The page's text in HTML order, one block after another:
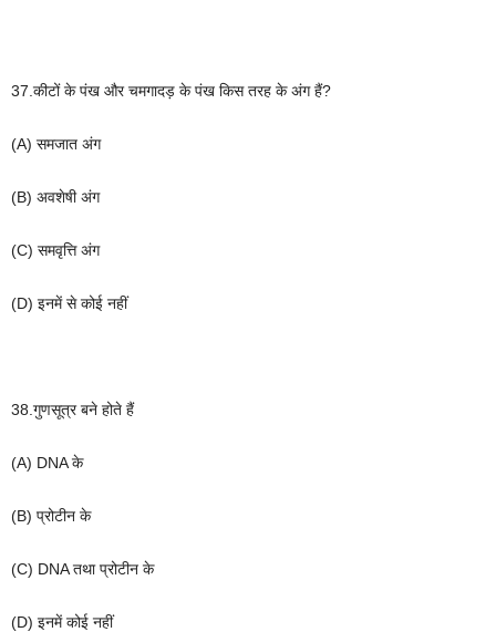
37. कीटों के पंख और चमगादड़ के पंख किस तरह के अंग हैं?
(A) समजात अंग
(B) अवशेषी अंग
(C) समवृत्ति अंग
(D) इनमें से कोई नहीं
38. गुणसूत्र बने होते हैं
(A) DNAके
(B) प्रोटीन के
(C) DNAतथा प्रोटीन के
(D) इनमें कोई नहीं